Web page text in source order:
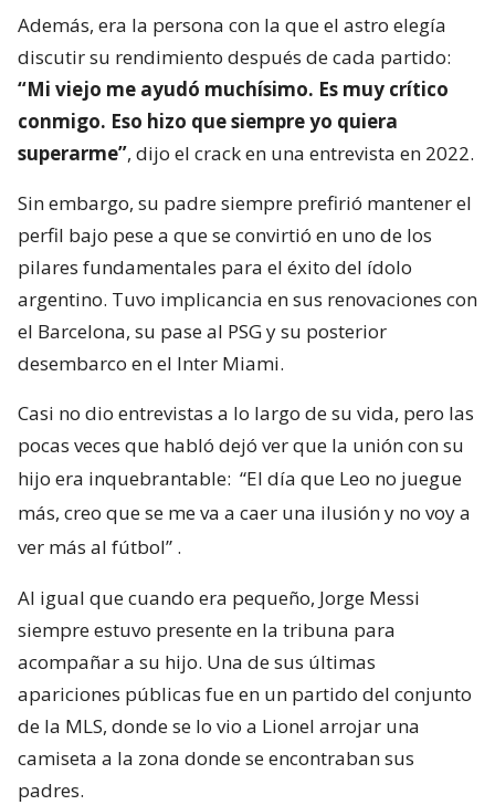
Además, era la persona con la que el astro elegía
discutir su rendimiento después de cada partido:
“Mi viejo me ayudó muchísimo. Es muy crítico
conmigo. Eso hizo que siempre yo quiera
superarme”, dijo el crack en una entrevista en 2022.
Sin embargo, su padre siempre prefirió mantener el
perfil bajo pese a que se convirtió en uno de los
pilares fundamentales para el éxito del ídolo
argentino. Tuvo implicancia en sus renovaciones con
el Barcelona, su pase al PSG y su posterior
desembarco en el Inter Miami.
Casi no dio entrevistas a lo largo de su vida, pero las
pocas veces que habló dejó ver que la unión con su
hijo era inquebrantable: “El día que Leo no juegue
más, creo que se me va a caer una ilusión y no voy a
ver más al fútbol” .
Al igual que cuando era pequeño, Jorge Messi
siempre estuvo presente en la tribuna para
acompañar a su hijo. Una de sus últimas
apariciones públicas fue en un partido del conjunto
de la MLS, donde se lo vio a Lionel arrojar una
camiseta a la zona donde se encontraban sus
padres.